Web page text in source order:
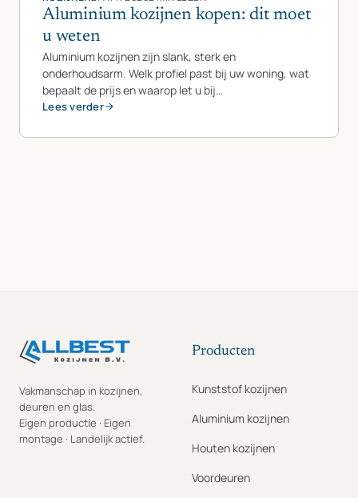
Aluminium kozijnen kopen: dit moet
u weten
Aluminium kozijnen zijn slank, sterk en
onderhoudsarm. Welk profiel past bij uw woning, wat
bepaalt de prijs en waarop let u bij…
Lees verder
Vakmanschap in kozijnen,
deuren en glas.
Eigen productie · Eigen
montage · Landelijk actief.
Producten
Kunststof kozijnen
Aluminium kozijnen
Houten kozijnen
Voordeuren